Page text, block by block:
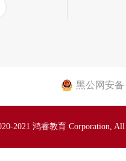
黑公网安备
2021 鸿睿教育 Corporation,